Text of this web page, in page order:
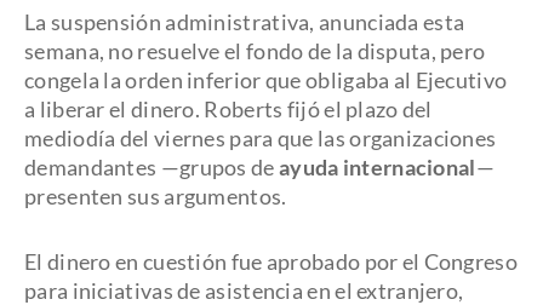
La suspensión administrativa, anunciada esta
semana, no resuelve el fondo de la disputa, pero
congela la orden inferior que obligaba al Ejecutivo
a liberar el dinero. Roberts fijó el plazo del
mediodía del viernes para que las organizaciones
demandantes —grupos deayuda internacional—
presenten sus argumentos.
El dinero en cuestión fue aprobado por el Congreso
para iniciativas de asistencia en el extranjero,